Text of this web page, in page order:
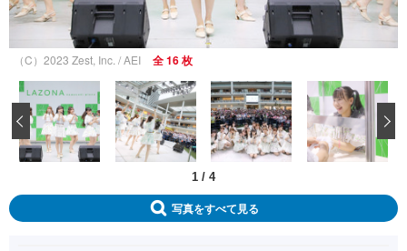
（C）2023 Zest, Inc. / AEI 全 16 枚
1 / 4
‹
写真をすべて見る